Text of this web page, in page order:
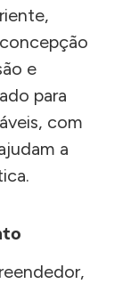
e
para
com
a